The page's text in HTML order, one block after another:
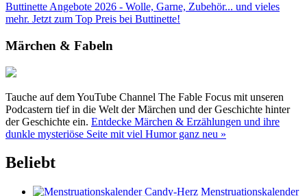
Buttinette Angebote 2026 - Wolle, Garne, Zubehör... und vieles
mehr. Jetzt zum Top Preis bei Buttinette!
Märchen & Fabeln
Tauche auf dem YouTube Channel The Fable Focus mit unseren
Podcastern tief in die Welt der Märchen und der Geschichte hinter
der Geschichte ein. Entdecke Märchen & Erzählungen und ihre
dunkle mysteriöse Seite mit viel Humor ganz neu »
Beliebt
Menstruationskalender